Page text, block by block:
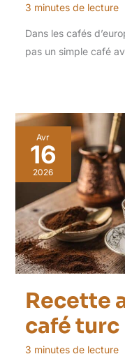
3 minutes de lecture
Dans les cafés
pas un simple café
Avr
16
2026
Recette
café turc
3 minutes de lecture